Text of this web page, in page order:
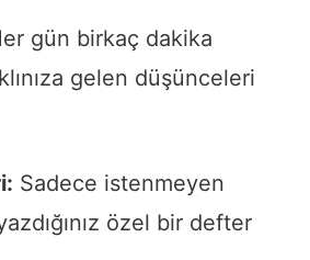
gün birkaç dakika
gelen düşünceleri
Sadece istenmeyen
özel bir defter